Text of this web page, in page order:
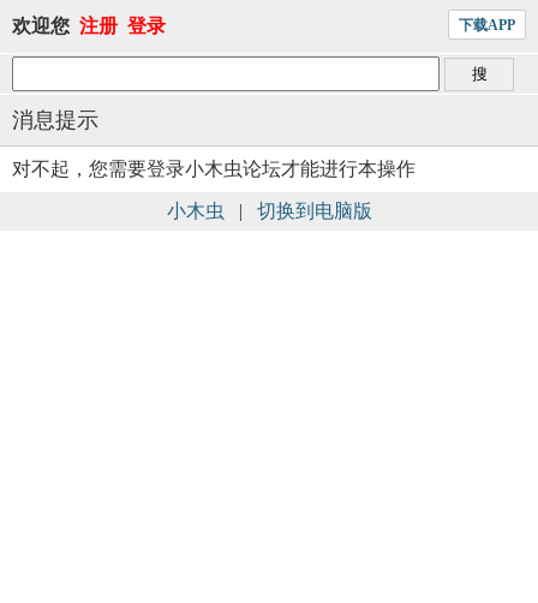
欢迎您 注册 登录 下载APP
消息提示
对不起，您需要登录小木虫论坛才能进行本操作
小木虫 | 切换到电脑版